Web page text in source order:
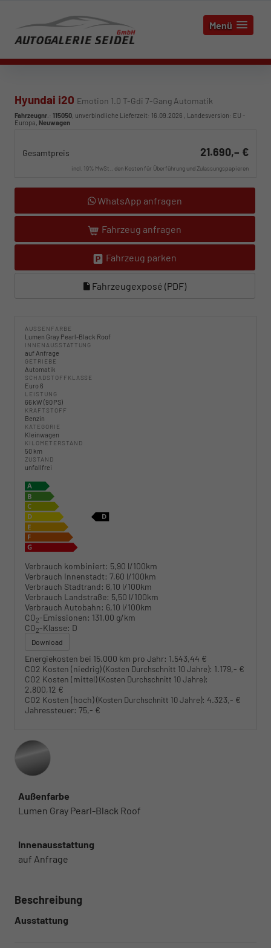
Menü
Hyundai i20 Emotion 1.0 T-Gdi 7-Gang Automatik
Fahrzeugnr.: 115050, unverbindliche Lieferzeit: 16.09.2026 , Landesversion: EU -
Europa, Neuwagen
Gesamtpreis 21.690,– €
incl. 19% MwSt., den Kosten für Überführung und Zulassungspapieren
WhatsApp anfragen
Fahrzeug anfragen
Fahrzeug parken
Fahrzeugexposé (PDF)
AUSSENFARBE
Lumen Gray Pearl-Black Roof
INNENAUSSTATTUNG
auf Anfrage
GETRIEBE
Automatik
SCHADSTOFFKLASSE
Euro 6
LEISTUNG
66 kW (90 PS)
KRAFTSTOFF
Benzin
KATEGORIE
Kleinwagen
KILOMETERSTAND
50 km
ZUSTAND
unfallfrei
Verbrauch kombiniert: 5,90 l/100km
Verbrauch Innenstadt: 7,60 l/100km
Verbrauch Stadtrand: 6,10 l/100km
Verbrauch Landstraße: 5,50 l/100km
Verbrauch Autobahn: 6,10 l/100km
CO2-Emissionen: 131,00 g/km
CO2-Klasse: D
Download
Energiekosten bei 15.000 km pro Jahr: 1.543,44 €
CO2 Kosten (niedrig)(Kosten Durchschnitt 10 Jahre): 1.179,- €
CO2 Kosten (mittel)(Kosten Durchschnitt 10 Jahre):
2.800,12 €
CO2 Kosten (hoch)(Kosten Durchschnitt 10 Jahre): 4.323,- €
Jahressteuer: 75,- €
Außenfarbe
Lumen Gray Pearl-Black Roof
Innenausstattung
auf Anfrage
Beschreibung
Ausstattung